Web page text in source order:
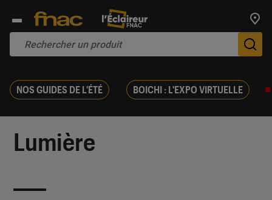
NOS GUIDES DE L'ÉTÉ BOICHI : L'EXPO VIRTUELLE
Lumière